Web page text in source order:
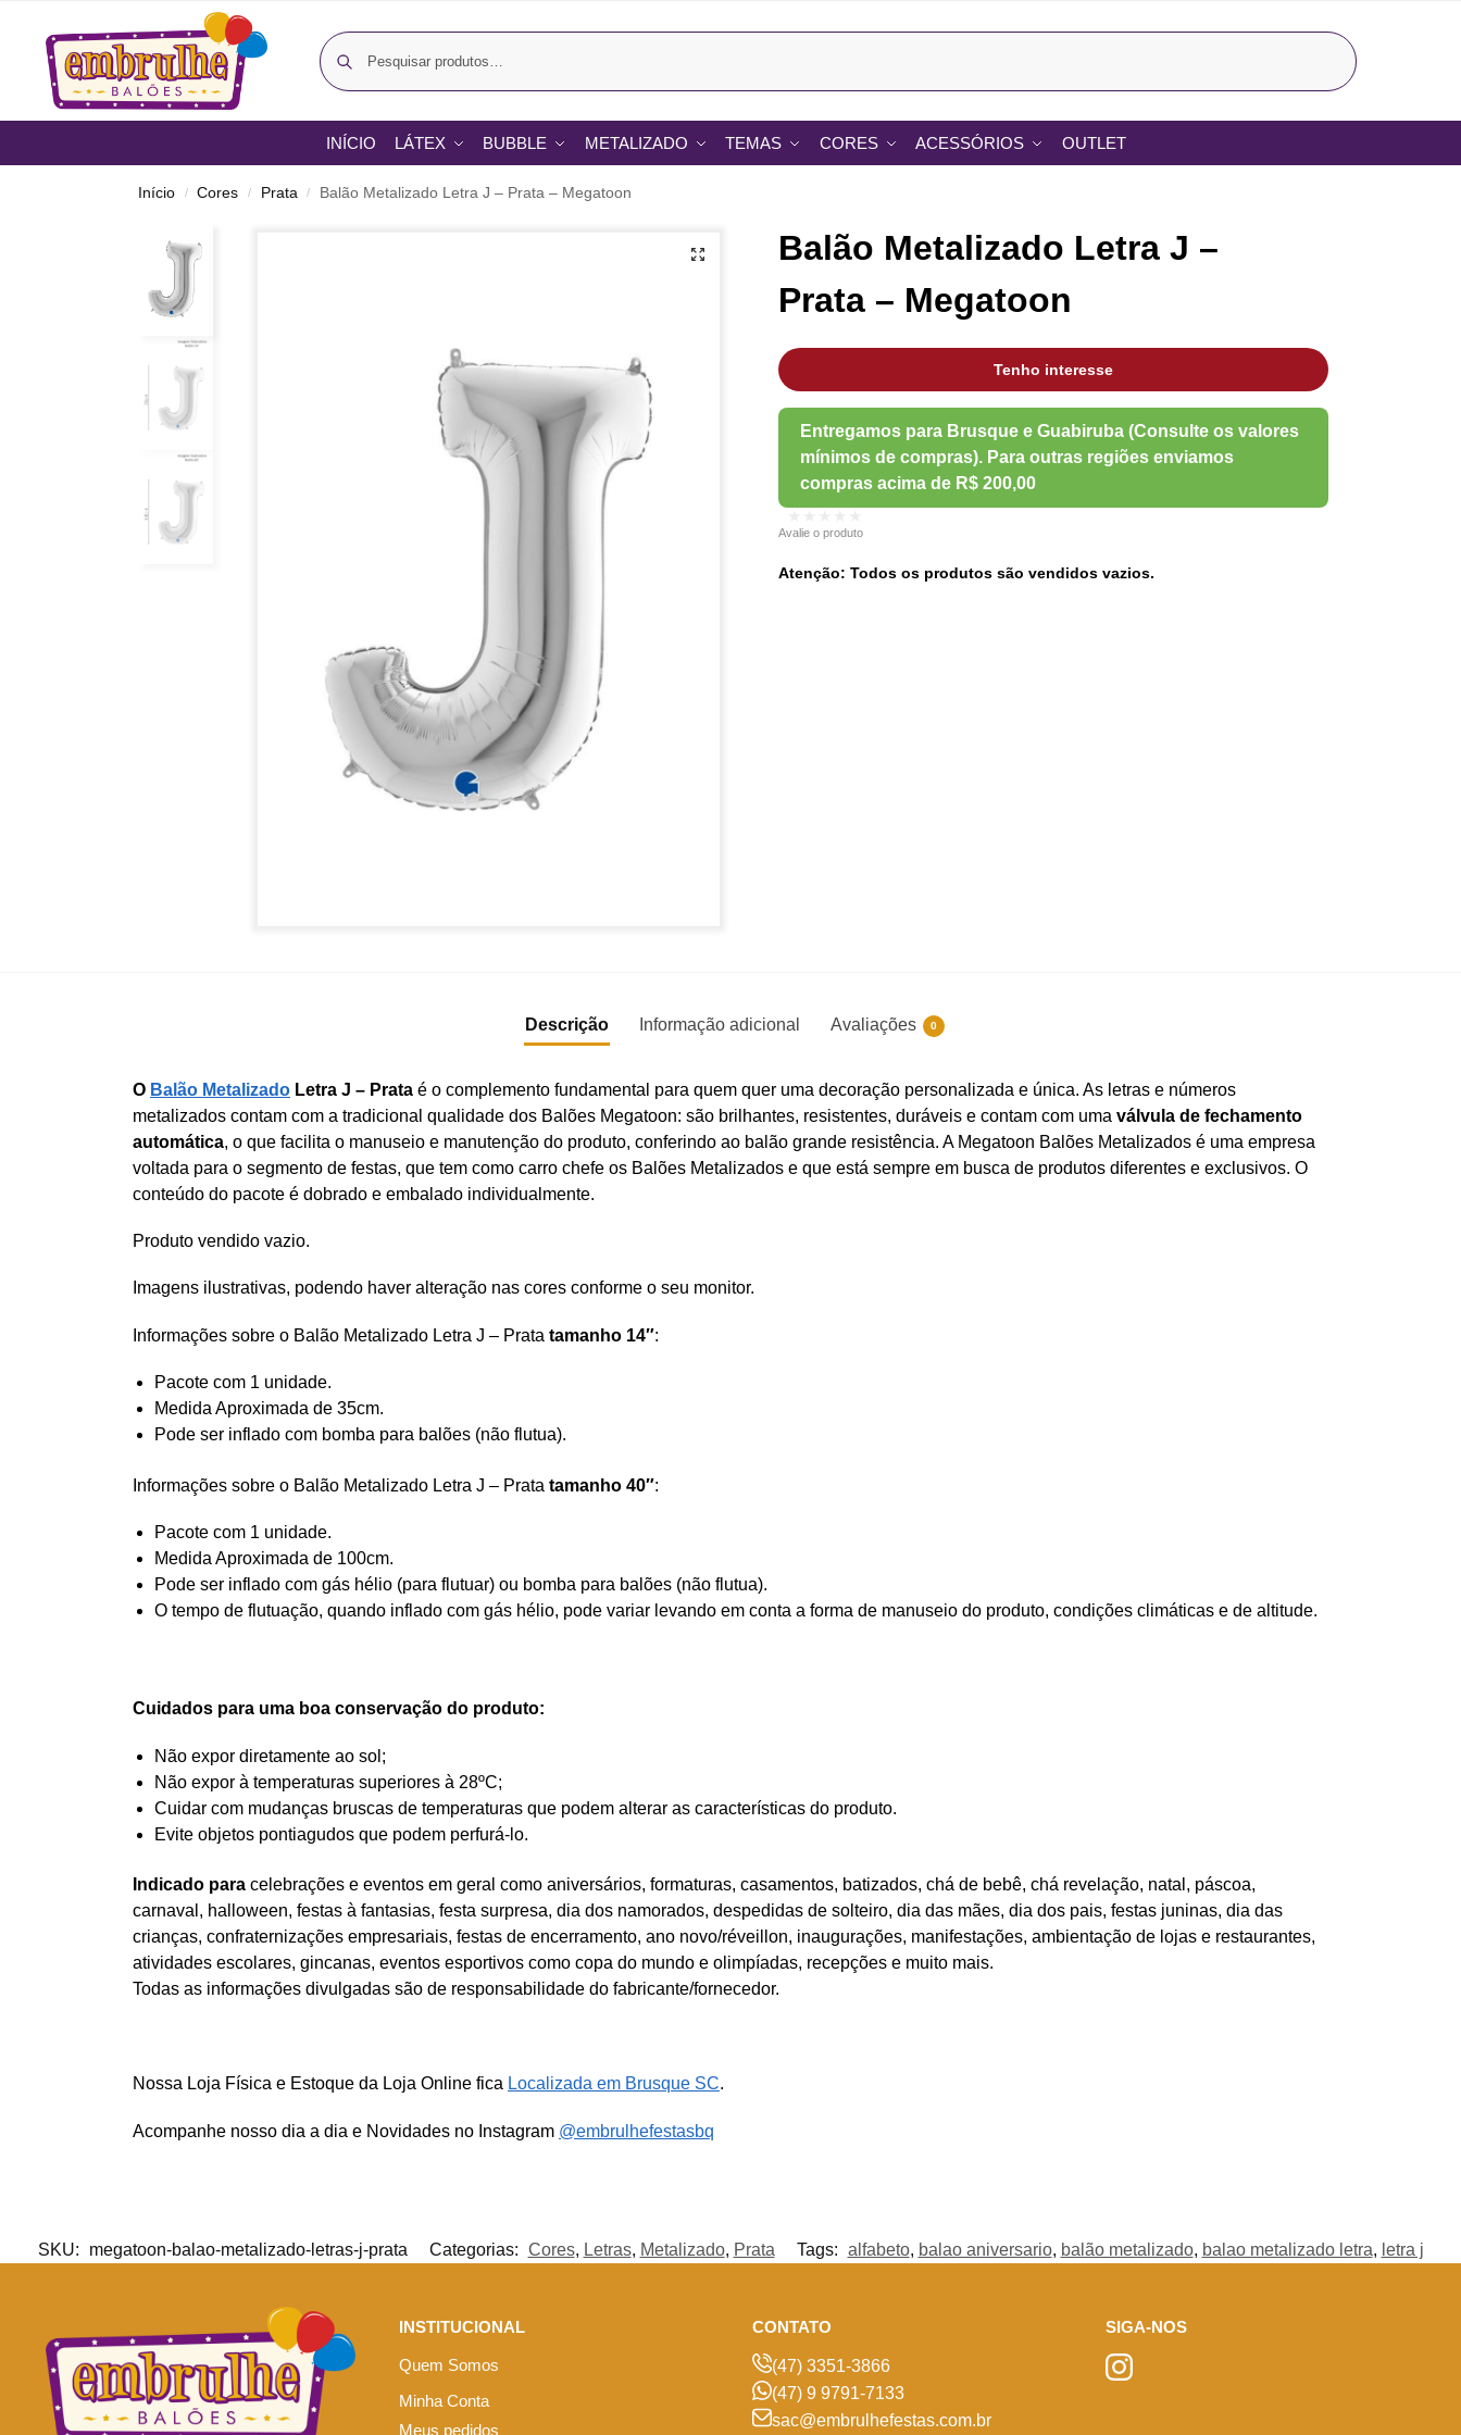
Pesquisar
INÍCIO LÁTEX BUBBLE METALIZADO TEMAS CORES ACESSÓRIOS OUTLET
Início / Cores / Prata / Balão Metalizado Letra J – Prata – Megatoon
Balão Metalizado Letra J –
Prata – Megatoon
Tenho interesse
Avalie o produto
Atenção: Todos os produtos são vendidos vazios.
Descrição Informação adicional Avaliações 0
O Balão Metalizado Letra J – Prataé o complemento fundamental para quem quer uma decoração personalizada e única. As letras e números
metalizados contam com a tradicional qualidade dos Balões Megatoon: são brilhantes, resistentes, duráveis e contam com umaválvula de fechamento
automática, o que facilita o manuseio e manutenção do produto, conferindo ao balão grande resistência. A Megatoon Balões Metalizados é uma empresa
voltada para o segmento de festas, que tem como carro chefe os Balões Metalizados e que está sempre em busca de produtos diferentes e exclusivos. O
conteúdo do pacote é dobrado e embalado individualmente.
Produto vendido vazio.
Imagens ilustrativas, podendo haver alteração nas cores conforme o seu monitor.
Informações sobre o Balão Metalizado Letra J – Pratatamanho 14″:
Pacote com 1 unidade.
Medida Aproximada de 35cm.
Pode ser inflado com bomba para balões (não flutua).
Informações sobre o Balão Metalizado Letra J – Pratatamanho 40″:
Pacote com 1 unidade.
Medida Aproximada de 100cm.
Pode ser inflado com gás hélio (para flutuar) ou bomba para balões (não flutua).
O tempo de flutuação, quando inflado com gás hélio, pode variar levando em conta a forma de manuseio do produto, condições climáticas e de altitude.
Cuidados para uma boa conservação do produto:
Não expor diretamente ao sol;
Não expor à temperaturas superiores à 28ºC;
Cuidar com mudanças bruscas de temperaturas que podem alterar as características do produto.
Evite objetos pontiagudos que podem perfurá-lo.
Indicado para celebrações e eventos em geral como aniversários, formaturas, casamentos, batizados, chá de bebê, chá revelação, natal, páscoa,
carnaval, halloween, festas à fantasias, festa surpresa, dia dos namorados, despedidas de solteiro, dia das mães, dia dos pais, festas juninas, dia das
crianças, confraternizações empresariais, festas de encerramento, ano novo/réveillon, inaugurações, manifestações, ambientação de lojas e restaurantes,
atividades escolares, gincanas, eventos esportivos como copa do mundo e olimpíadas, recepções e muito mais.
Todas as informações divulgadas são de responsabilidade do fabricante/fornecedor.
Nossa Loja Física e Estoque da Loja Online fica Localizada em Brusque SC.
Acompanhe nosso dia a dia e Novidades no Instagram @embrulhefestasbq
SKU: megatoon-balao-metalizado-letras-j-prata Categorias: Cores, Letras, Metalizado, Prata Tags: alfabeto, balao aniversario, balão metalizado, balao metalizado letra, letra j
INSTITUCIONAL
Quem Somos
Minha Conta
Meus pedidos
CONTATO
(47) 3351-3866
(47) 9 9791-7133
sac@embrulhefestas.com.br
SIGA-NOS